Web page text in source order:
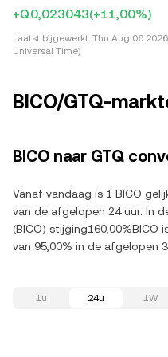
+Q0,023043(+11,00%)
Laatst bijgewerkt: Thu Aug 06
Universal Time)
BICO/GTQ-
BICO naar GTQ
Vanaf vandaag is 1 BICO
van de afgelopen 24 uur. In
(BICO)
van 95,00% in de afgelopen
1u 24u 1W